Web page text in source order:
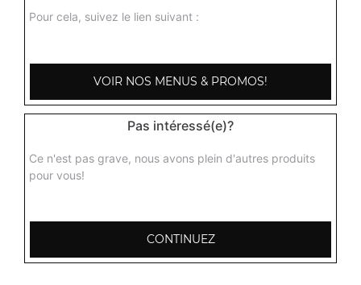
Pour cela, suivez le lien suivant :
VOIR NOS MENUS & PROMOS!
Pas intéressé(e)?
Ce n'est pas grave, nous avons plein d'autres produits
pour vous!
CONTINUEZ